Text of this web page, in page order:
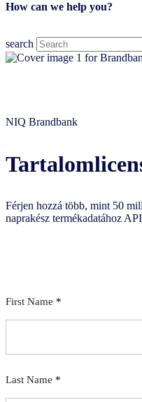
How can we help you?
search
NIQ Brandbank
Férjen hozzá több, mint 50
naprakész termékadatához